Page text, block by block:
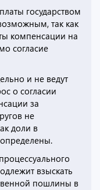
государством
так как
компенсации на
согласие
и не ведут
о согласии
за
не
доли в
взыскать
пошлины в